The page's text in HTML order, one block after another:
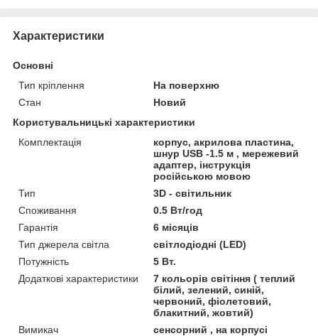
Характеристики
Основні
Тип кріплення
На поверхню
Стан
Новий
Користувальницькі характеристики
Комплектація
корпус, акрилова пластина,
шнур USB -1.5 м , мережевий
адаптер, інструкція
російською мовою
Тип
3D - світильник
Споживання
0.5 Вт/год
Гарантія
6 місяців
Тип джерела світла
світлодіодні (LED)
Потужність
5 Вт.
Додаткові характеристики
7 кольорів світіння ( теплий
білий, зелений, синій,
червоний, фіолетовий,
блакитний, жовтий)
Вимикач
сенсорний , на корпусі